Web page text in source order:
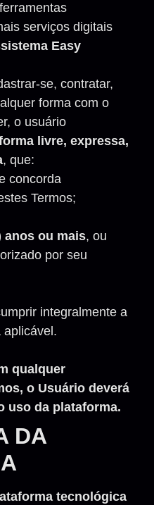
serviços digitais
Easy
se, contratar,
forma com o
o usuário
livre, expressa,
, que:
concorda
Termos;
anos ou mais, ou
por seu
integralmente a
aplicável.
qualquer
o Usuário deverá
uso da plataforma.
DA
tecnológica